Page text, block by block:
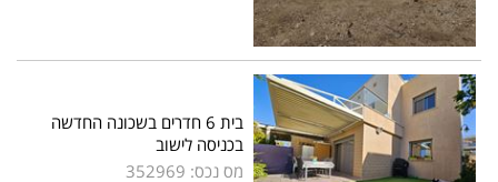
בית 6 חדרים בשכונה החדשה
בכניסה לישוב
מס נכס: 352969